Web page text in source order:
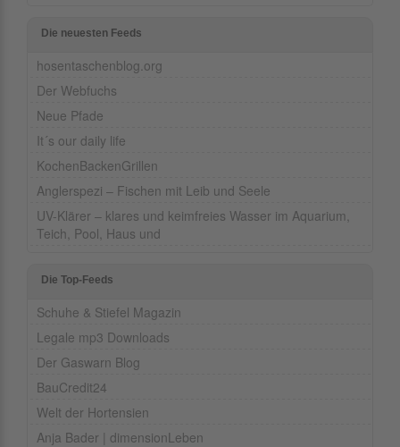
Die neuesten Feeds
hosentaschenblog.org
Der Webfuchs
Neue Pfade
It´s our daily life
KochenBackenGrillen
Anglerspezi – Fischen mit Leib und Seele
UV-Klärer – klares und keimfreies Wasser im Aquarium,
Teich, Pool, Haus und
Die Top-Feeds
Schuhe & Stiefel Magazin
Legale mp3 Downloads
Der Gaswarn Blog
BauCredit24
Welt der Hortensien
Anja Bader | dimensionLeben